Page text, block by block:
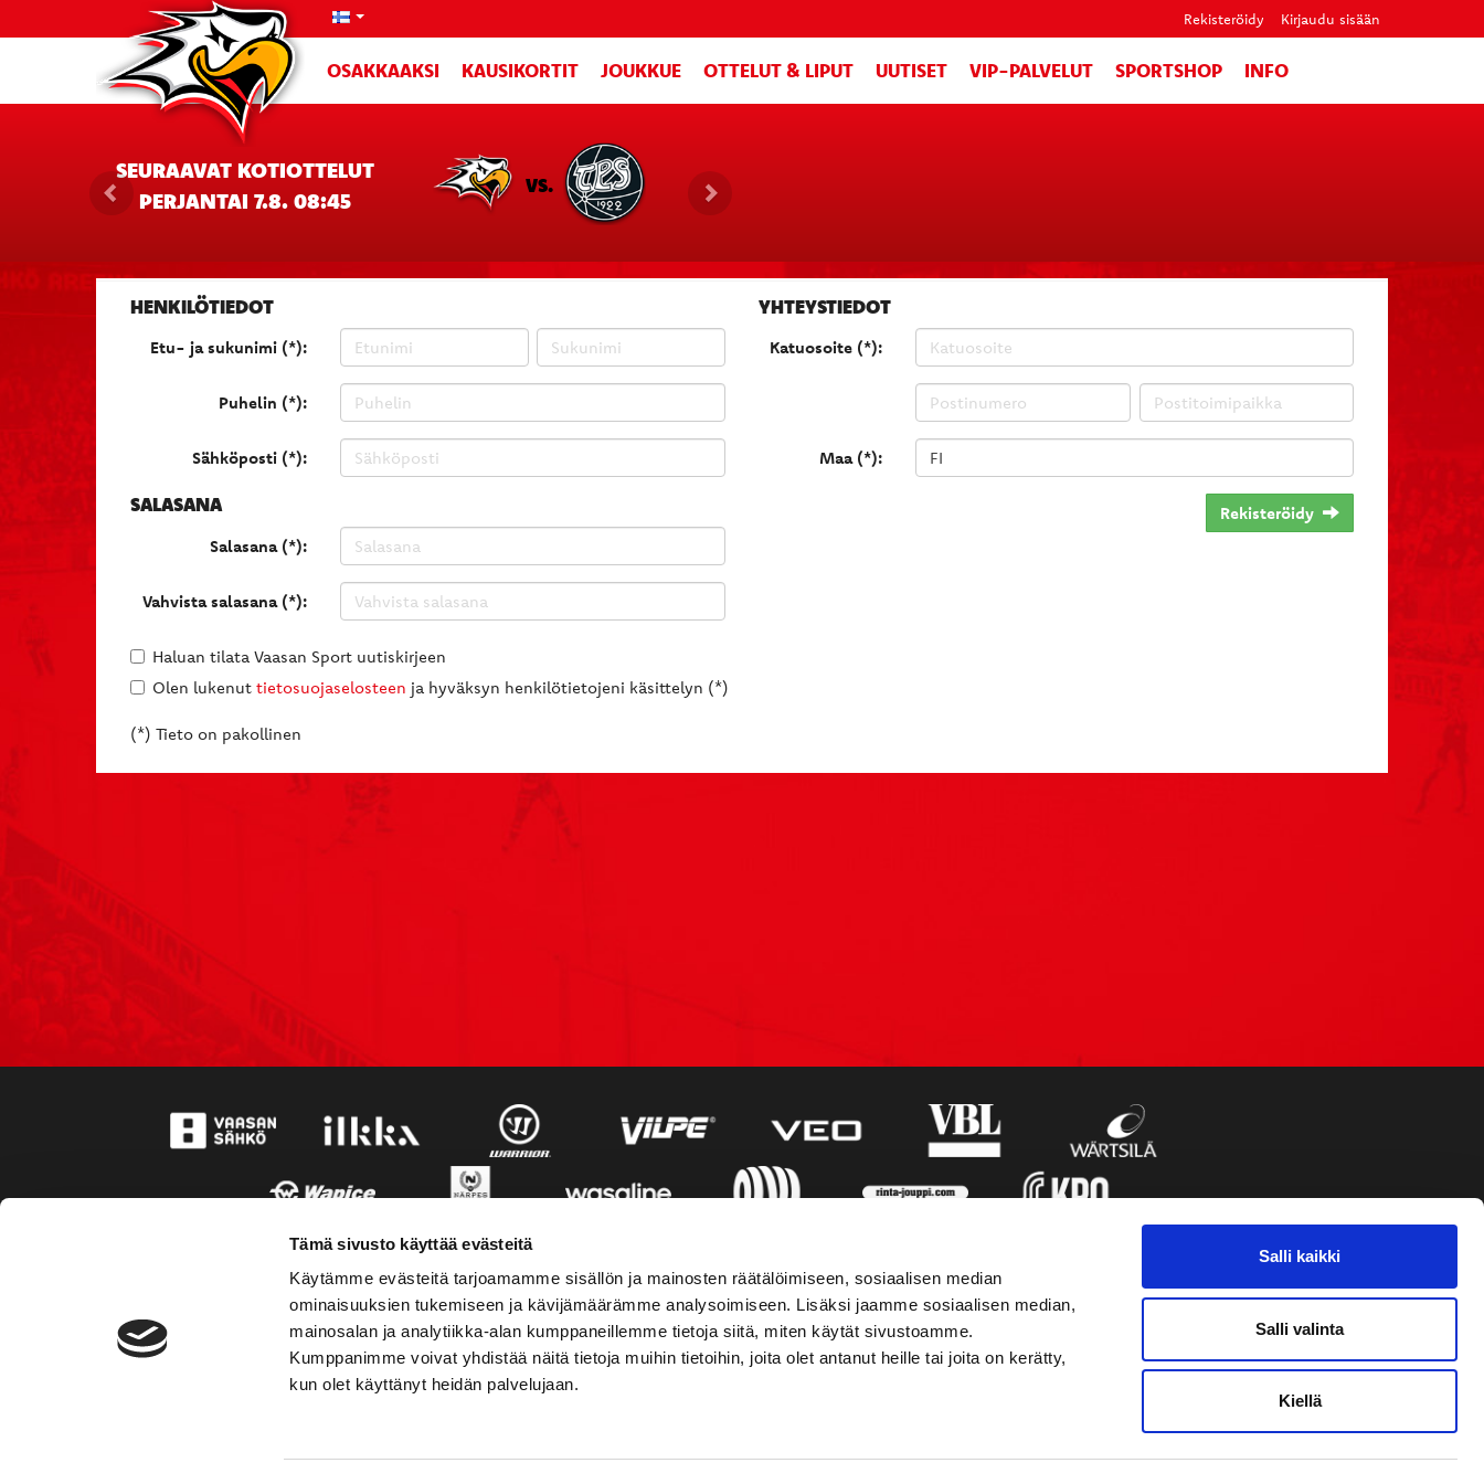
Tämä sivusto käyttää evästeitä
Käytämme evästeitä tarjoamamme sisällön ja mainosten räätälöimiseen, sosiaalisen median
ominaisuuksien tukemiseen ja kävijämäärämme analysoimiseen. Lisäksi jaamme sosiaalisen median,
mainosalan ja analytiikka-alan kumppaneillemme tietoja siitä, miten käytät sivustoamme.
Kumppanimme voivat yhdistää näitä tietoja muihin tietoihin, joita olet antanut heille tai joita on kerätty,
kun olet käyttänyt heidän palvelujaan.
Salli kaikki
Salli valinta
Kiellä
Rekisteröidy Kirjaudu sisään
OSAKKAAKSI KAUSIKORTIT JOUKKUE OTTELUT & LIPUT UUTISET VIP-PALVELUT SPORTSHOP INFO
SEURAAVAT KOTIOTTELUT
PERJANTAI 7.8. 08:45
VS.
HENKILÖTIEDOT
Etu- ja sukunimi (*):
Puhelin (*):
Sähköposti (*):
SALASANA
Salasana (*):
Vahvista salasana (*):
YHTEYSTIEDOT
Katuosoite (*):
Maa (*):
Rekisteröidy
Haluan tilata Vaasan Sport uutiskirjeen
Olen lukenut tietosuojaselosteen ja hyväksyn henkilötietojeni käsittelyn (*)
(*) Tieto on pakollinen
YHTEYSTIEDOT SOSIAALINEN MEDIA VAASAN SPORT UUTISKIRJE